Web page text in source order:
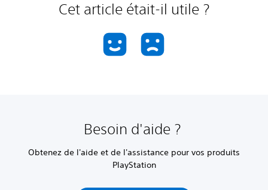
Cet article était-il utile ?
Besoin d'aide ?
Obtenez de l'aide et de l'assistance pour vos produits
PlayStation